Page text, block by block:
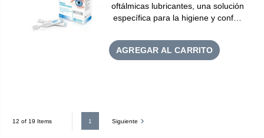
oftálmicas lubricantes, una solución
específica para la higiene y conf…
AGREGAR AL CARRITO
12 of 19 Items 1 Siguiente